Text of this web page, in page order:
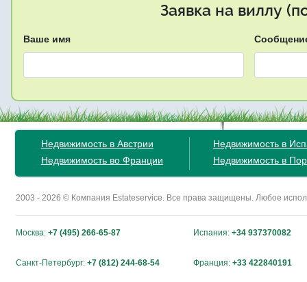
Заявка на виллу
Ваше имя
Недвижимость в Австрии
Недвижимость во Франции
Недвижимость в
Недвижимость в
2003 - 2026 © Компания Estateservice. Все права защищены. Любое
Москва: +7 (495) 266-65-87 Испания: +34 937370082
Санкт-Петербург: +7 (812) 244-68-54 Франция: +33 422840191